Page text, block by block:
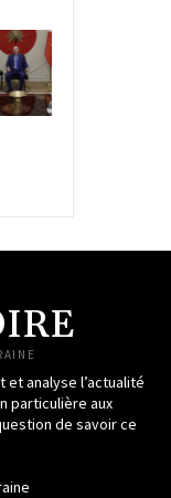
analyse l’actualité
particulière aux
de savoir ce